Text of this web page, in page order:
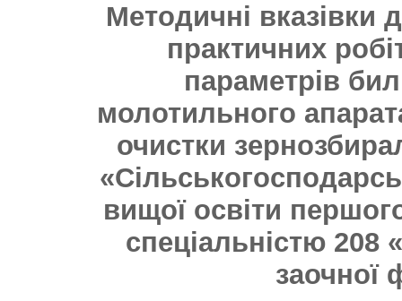
Методичні вказівки
практичних
параметрів
молотильного
очистки
вищої освіти
спеціальністю 208
заочної